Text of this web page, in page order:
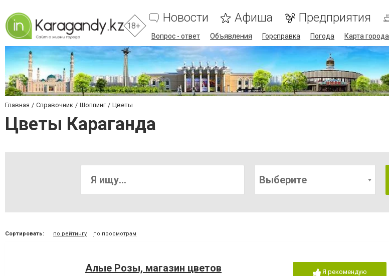
18+
Новости Афиша Предприятия
Вопрос - ответ Объявления Горсправка Погода Карта города
Главная Справочник Шоппинг Цветы
Цветы Караганда
Выберите
Сортировать: по рейтингу по просмотрам
Алые Розы, магазин цветов Я рекомендую